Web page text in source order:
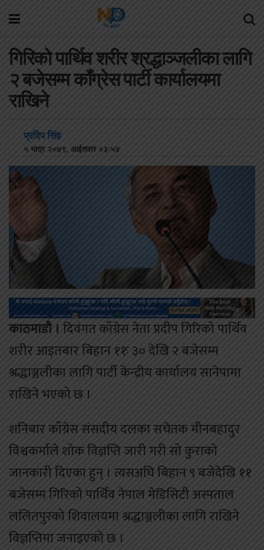
गिरिको पार्थिव शरीर श्रद्धाञ्जलीका लागि
२ बजेसम्म काँग्रेस पार्टी कार्यालयमा
राखिने
प्रदिप सिंह
५ भाद्र २०७९, आईतवार ०३:५४
काठमाडौ । दिवंगत काँग्रेस नेता प्रदीप गिरिको पार्थिव
शरीर आइतबार बिहान ११ः ३० देखि २ बजेसम्म
श्रद्धाञ्जलीका लागि पार्टी केन्द्रीय कार्यालय सानेपामा
राखिने भएको छ ।
शनिबार काँग्रेस संसदीय दलका सचेतक मीनबहादुर
विश्वकर्माले शोक विज्ञप्ति जारी गरी सो कुराको
जानकारी दिएका हुन् । त्यसअघि बिहान ९ बजेदेखि ११
बजेसम्म गिरिको पार्थिव नेपाल मेडिसिटी अस्पताल
ललितपुरको शिवालयमा श्रद्धाञ्जलीका लागि राखिने
विज्ञप्तिमा जनाइएको छ ।